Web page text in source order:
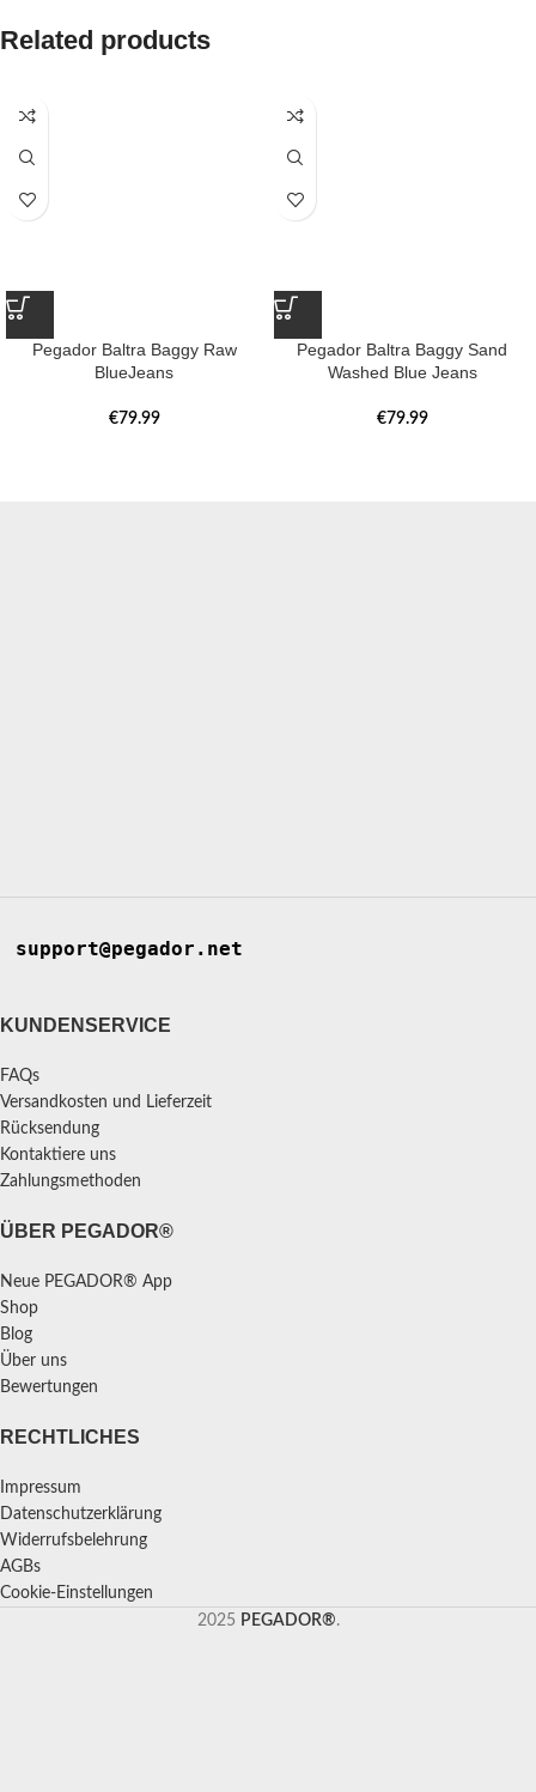
Related products
Pegador Baltra Baggy Raw
BlueJeans
€79.99
Pegador Baltra Baggy Sand
Washed Blue Jeans
€79.99
support@pegador.net
KUNDENSERVICE
FAQs
Versandkosten und Lieferzeit
Rücksendung
Kontaktiere uns
Zahlungsmethoden
ÜBER PEGADOR®
Neue PEGADOR® App
Shop
Blog
Über uns
Bewertungen
RECHTLICHES
Impressum
Datenschutzerklärung
Widerrufsbelehrung
AGBs
Cookie-Einstellungen
2025 PEGADOR®.